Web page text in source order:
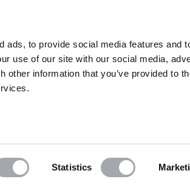
ads, to provide social media features and
use of our site with our social media,
information that you’ve provided to
Statistics